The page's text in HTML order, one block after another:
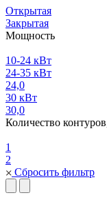
Открытая
Закрытая
Мощность
10-24 кВт
24-35 кВт
24,0
30 кВт
30,0
Количество
1
2
Сбросить фильтр